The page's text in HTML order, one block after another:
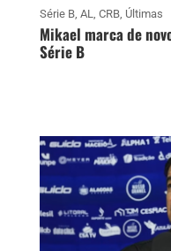
Série B, AL, CRB, Últimas
Mikael marca de
Série B